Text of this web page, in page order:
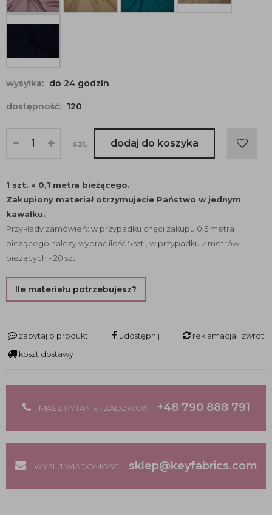
wysyłka: do 24 godzin
dostępność: 120
szt. dodaj do koszyka
1 szt. = 0,1 metra bieżącego.
Zakupiony materiał otrzymujecie Państwo w jednym
kawałku.
Przykłady zamówień: w przypadku chęci zakupu 0,5 metra
bieżącego należy wybrać ilość 5 szt., w przypadku 2 metrów
bieżących - 20 szt.
Ile materiału potrzebujesz?
zapytaj o produkt udostępnij
reklamacja i zwrot
koszt dostawy
MASZ PYTANIE? ZADZWOŃ +48 790 888 791
WYŚLIJ WIADOMOŚĆ: sklep@keyfabrics.com